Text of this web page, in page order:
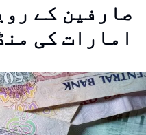
صارفین کے
امارات کی